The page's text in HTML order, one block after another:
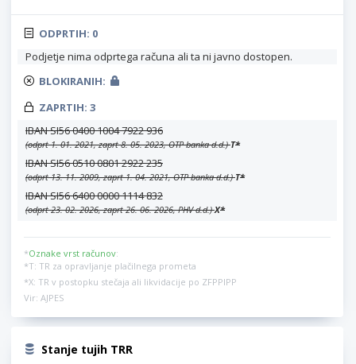
ODPRTIH: 0
Podjetje nima odprtega računa ali ta ni javno dostopen.
BLOKIRANIH:
ZAPRTIH: 3
IBAN SI56 0400 1004 7922 936
(odprt 1. 01. 2021, zaprt 8. 05. 2023, OTP banka d.d.)T*
IBAN SI56 0510 0801 2922 235
(odprt 13. 11. 2009, zaprt 1. 04. 2021, OTP banka d.d.)T*
IBAN SI56 6400 0000 1114 832
(odprt 23. 02. 2026, zaprt 26. 06. 2026, PHV d.d.)X*
*Oznake vrst računov:
*T: TR za opravljanje plačilnega prometa
*X: TR v postopku stečaja ali likvidacije po ZFPPIPP
Vir: AJPES
Stanje tujih TRR